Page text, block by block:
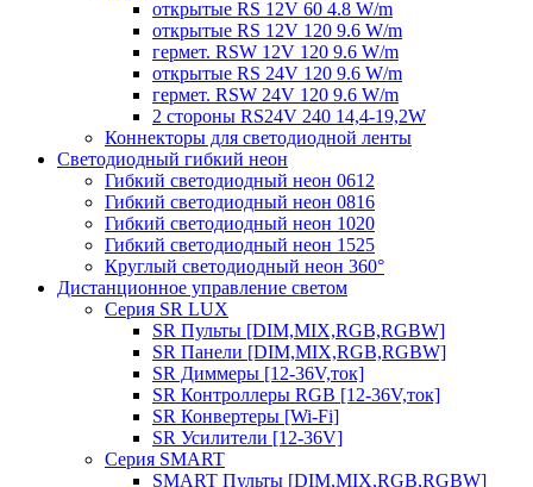
открытые RS 12V 60 4.8 W/m
открытые RS 12V 120 9.6 W/m
гермет. RSW 12V 120 9.6 W/m
открытые RS 24V 120 9.6 W/m
гермет. RSW 24V 120 9.6 W/m
2 стороны RS24V 240 14,4-19,2W
Коннекторы для светодиодной ленты
Светодиодный гибкий неон
Гибкий светодиодный неон 0612
Гибкий светодиодный неон 0816
Гибкий светодиодный неон 1020
Гибкий светодиодный неон 1525
Круглый светодиодный неон 360°
Дистанционное управление светом
Серия SR LUX
SR Пульты [DIM,MIX,RGB,RGBW]
SR Панели [DIM,MIX,RGB,RGBW]
SR Диммеры [12-36V,ток]
SR Контроллеры RGB [12-36V,ток]
SR Конвертеры [Wi-Fi]
SR Усилители [12-36V]
Серия SMART
SMART Пульты [DIM,MIX,RGB,RGBW]